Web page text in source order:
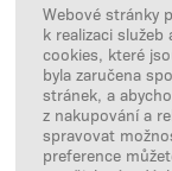
Instagram
PLATBY
Webové stránky
k realizaci
cookies, které
byla zaručena
stránek, a
z nakupování a
spravovat
preference